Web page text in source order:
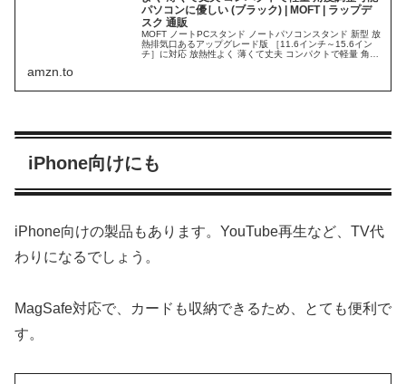
パソコンに優しい (ブラック) | MOFT | ラップデ
スク 通販
MOFT ノートPCスタンド ノートパソコンスタンド 新型 放
熱排気口あるアップグレード版 ［11.6インチ～15.6イン
チ］に対応 放熱性よく 薄くて丈夫 コンパクトで軽量 角度
amzn.to
iPhone向けにも
iPhone向けの製品もあります。YouTube再生など、TV代
わりになるでしょう。
MagSafe対応で、カードも収納できるため、とても便利で
す。